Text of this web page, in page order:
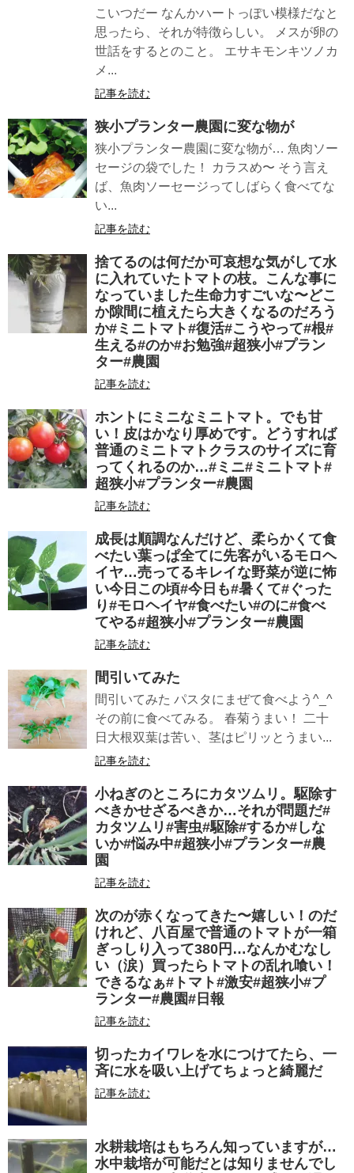
こいつだー なんかハートっぽい模様だなと
思ったら、それが特徴らしい。 メスが卵の
世話をするとのこと。 エサキモンキツノカ
メ...
記事を読む
狭小プランター農園に変な物が
狭小プランター農園に変な物が… 魚肉ソー
セージの袋でした！ カラスめ〜 そう言え
ば、魚肉ソーセージってしばらく食べてな
い...
記事を読む
捨てるのは何だか可哀想な気がして水
に入れていたトマトの枝。こんな事に
なっていました生命力すごいな〜どこ
か隙間に植えたら大きくなるのだろう
か#ミニトマト#復活#こうやって#根#
生える#のか#お勉強#超狭小#プラン
ター#農園
記事を読む
ホントにミニなミニトマト。でも甘
い！皮はかなり厚めです。どうすれば
普通のミニトマトクラスのサイズに育
ってくれるのか…#ミニ#ミニトマト#
超狭小#プランター#農園
記事を読む
成長は順調なんだけど、柔らかくて食
べたい葉っぱ全てに先客がいるモロヘ
イヤ…売ってるキレイな野菜が逆に怖
い今日この頃#今日も#暑くて#ぐった
り#モロヘイヤ#食べたい#のに#食べ
てやる#超狭小#プランター#農園
記事を読む
間引いてみた
間引いてみた パスタにまぜて食べよう^_^
その前に食べてみる。 春菊うまい！ 二十
日大根双葉は苦い、茎はピリッとうまい...
記事を読む
小ねぎのところにカタツムリ。駆除す
べきかせざるべきか…それが問題だ#
カタツムリ#害虫#駆除#するか#しな
いか#悩み中#超狭小#プランター#農
園
記事を読む
次のが赤くなってきた〜嬉しい！のだ
けれど、八百屋で普通のトマトが一箱
ぎっしり入って380円…なんかむなし
い（涙）買ったらトマトの乱れ喰い！
できるなぁ#トマト#激安#超狭小#プ
ランター#農園#日報
記事を読む
切ったカイワレを水につけてたら、一
斉に水を吸い上げてちょっと綺麗だ
記事を読む
水耕栽培はもちろん知っていますが…
水中栽培が可能だとは知りませんでし